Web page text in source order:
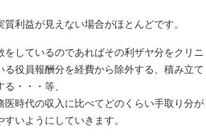
利益が見えない場合がほとんどです。
しているのであればその利ザヤ分をクリニ
役員報酬分を経費から除外する、積み立て
・・・等、
時代の収入に比べてどのくらい手取り分が
いようにしていきます。